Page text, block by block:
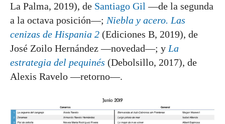
La Palma, 2019), de Santiago Gil —de la segunda
a la octava posición—; Niebla y acero. Las
cenizas de Hispania 2 (Ediciones B, 2019), de
José Zoilo Hernández —novedad—; yLa
estrategia del pequinés (Debolsillo, 2017), de
Alexis Ravelo —retorno—.